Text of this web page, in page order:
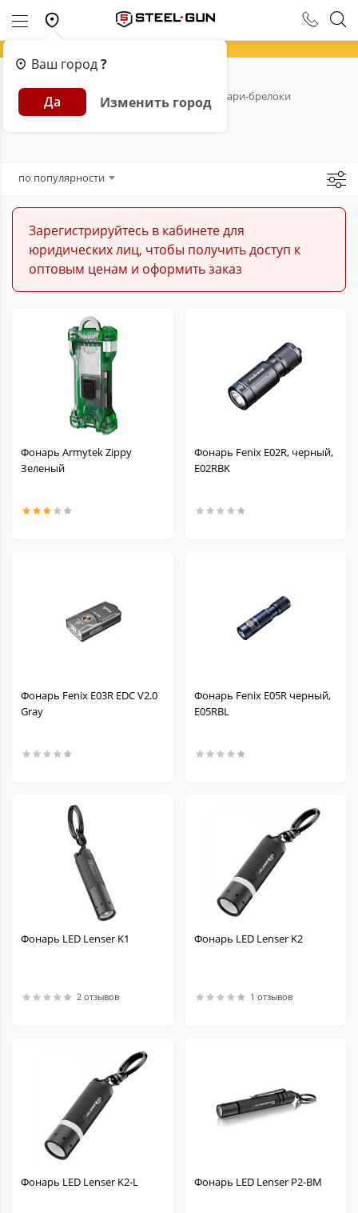
Ваш город?
Да Изменить город
Главная Каталог Фонари-брелоки
Фонари-брелоки
по популярности
Зарегистрируйтесь в кабинете для
юридических лиц, чтобы получить доступ к
оптовым ценам и оформить заказ
Фонарь Armytek Zippy
Зеленый
Фонарь Fenix E02R, черный,
E02RBK
Фонарь Fenix E03R EDC V2.0
Gray
Фонарь Fenix E05R черный,
E05RBL
Фонарь LED Lenser K1
2 отзывов
Фонарь LED Lenser K2
1 отзывов
Фонарь LED Lenser K2-L Фонарь LED Lenser P2-BM